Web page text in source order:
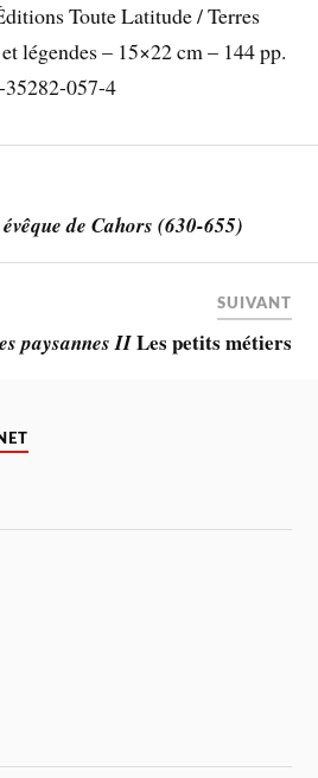
Toute Latitude / Terres
légendes – 15×22 cm – 144 pp.
057-4
de Cahors (630-655)
SUIVANT
paysannes IILes petits métiers